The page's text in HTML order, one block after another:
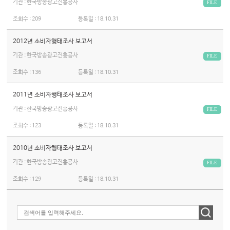
기관 : 한국방송광고진흥공사 FILE
조회수 :209 등록일 : 18.10.31
2012년 소비자행태조사 보고서
기관 : 한국방송광고진흥공사 FILE
조회수 : 136 등록일 : 18.10.31
2011년 소비자행태조사 보고서
기관 : 한국방송광고진흥공사 FILE
조회수 : 123 등록일 : 18.10.31
2010년 소비자행태조사 보고서
기관 : 한국방송광고진흥공사 FILE
조회수 : 129 등록일 : 18.10.31